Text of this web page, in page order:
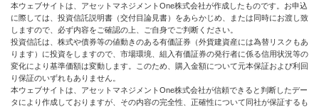
本ウェブサイトは、アセットマネジメントOne株式会社が作成したものです。お申込
に際しては、投資信託説明書（交付目論見書）をあらかじめ、または同時にお渡し致
しますので、必ず内容をご確認の上、ご自身でご判断ください。
投資信託は、株式や債券等の値動きのある有価証券（外貨建資産には為替リスクもあ
ります）に投資をしますので、市場環境、組入有価証券の発行者に係る信用状況等の
変化により基準価額は変動します。このため、購入金額について元本保証および利回
り保証のいずれもありません。
本ウェブサイトは、アセットマネジメントOne株式会社が信頼できると判断したデー
タにより作成しておりますが、その内容の完全性、正確性について同社が保証するも